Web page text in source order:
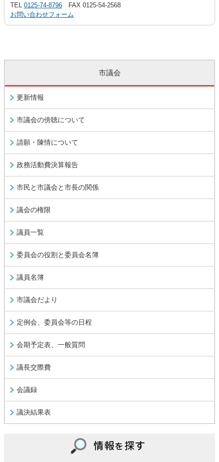
TEL 0125-74-8796 FAX 0125-54-2568
お問い合わせフォーム
市議会
更新情報
市議会の傍聴について
請願・陳情について
政務活動費決算報告
市民と市議会と市長の関係
議会の権限
議員一覧
委員会の役割と委員会名簿
議員名簿
市議会だより
定例会、委員会等の日程
会期予定表、一般質問
議長交際費
会議録
議決結果表